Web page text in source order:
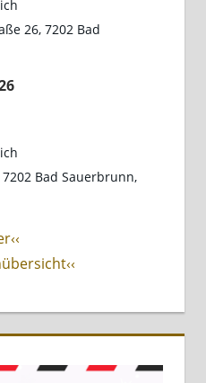
26, 7202 Bad
Bad Sauerbrunn,